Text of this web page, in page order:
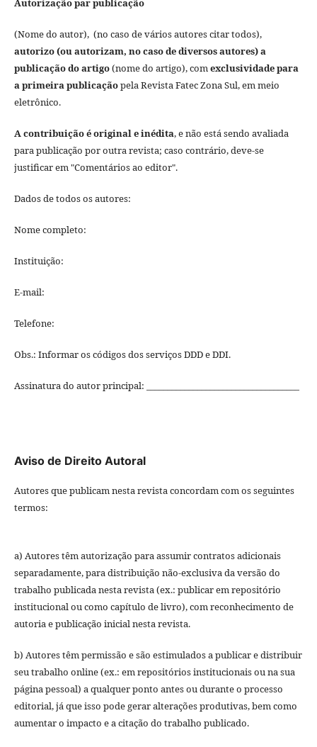
Autorização par publicação
(Nome do autor), (no caso de vários autores citar todos),
autorizo (ou autorizam, no caso de diversos autores) a
publicação do artigo(nome do artigo), comexclusividade para
a primeira publicaçãopela Revista Fatec Zona Sul, em meio
eletrônico.
A contribuição é original e inédita, e não está sendo avaliada
para publicação por outra revista; caso contrário, deve-se
justificar em "Comentários ao editor".
Dados de todos os autores:
Nome completo:
Instituição:
E-mail:
Telefone:
Obs.: Informar os códigos dos serviços DDD e DDI.
Assinatura do autor principal: ____________________________________
Aviso de Direito Autoral
Autores que publicam nesta revista concordam com os seguintes
termos:
a) Autores têm autorização para assumir contratos adicionais
separadamente, para distribuição não-exclusiva da versão do
trabalho publicada nesta revista (ex.: publicar em repositório
institucional ou como capítulo de livro), com reconhecimento de
autoria e publicação inicial nesta revista.
b) Autores têm permissão e são estimulados a publicar e distribuir
seu trabalho online (ex.: em repositórios institucionais ou na sua
página pessoal) a qualquer ponto antes ou durante o processo
editorial, já que isso pode gerar alterações produtivas, bem como
aumentar o impacto e a citação do trabalho publicado.